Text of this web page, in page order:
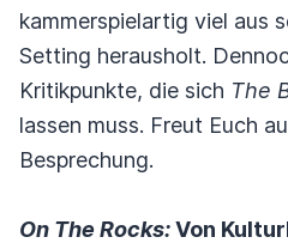
kammerspielartig viel aus
Setting herausholt.
Kritikpunkte, die sich The
lassen muss. Freut Euch
Besprechung.
On The Rocks:Von